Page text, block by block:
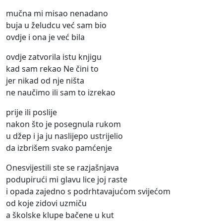
mučna mi misao nenadano
buja u želudcu već sam bio
ovdje i ona je već bila
ovdje zatvorila istu knjigu
kad sam rekao Ne čini to
jer nikad od nje ništa
ne naučimo ili sam to izrekao
prije ili poslije
nakon što je posegnula rukom
u džep i ja ju naslijepo ustrijelio
da izbrišem svako pamćenje
Onesvijestili ste se razjašnjava
podupirući mi glavu lice joj raste
i opada zajedno s podrhtavajućom svijećom
od koje zidovi uzmiču
a školske klupe bačene u kut